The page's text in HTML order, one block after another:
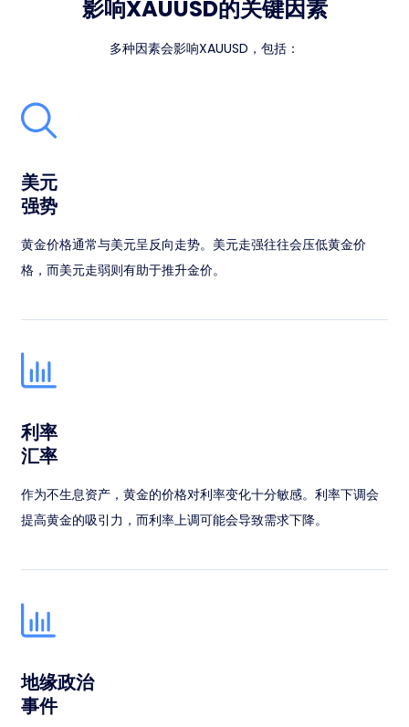
影响XAUUSD的关键因素
多种因素会影响XAUUSD，包括：
美元
强势
黄金价格通常与美元呈反向走势。美元走强往往会压低黄金价
格，而美元走弱则有助于推升金价。
利率
汇率
作为不生息资产，黄金的价格对利率变化十分敏感。利率下调会
提高黄金的吸引力，而利率上调可能会导致需求下降。
地缘政治
事件